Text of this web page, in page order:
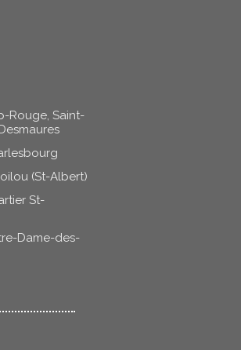
Rouge, Saint-
(St-Albert)
St-
Dame-des-